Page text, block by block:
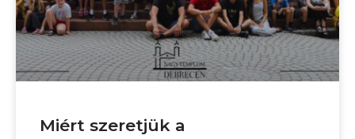
Miért szeretjük a